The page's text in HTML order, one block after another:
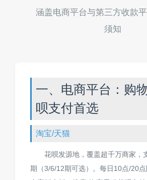
涵盖电商平台与第三方收款
须知
一、电商平台：购
呗支付首选
淘宝/天猫
花呗发源地，覆盖超千万商家，
期（3/6/12期可选）。每日10点/20